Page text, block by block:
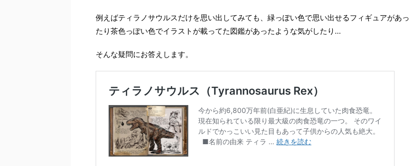
例えばティラノサウルスだけを思い出してみても、緑っぽい色で思い出せるフィギュアがあっ
たり茶色っぽい色でイラストが載ってた図鑑があったような気がしたり…
そんな疑問にお答えします。